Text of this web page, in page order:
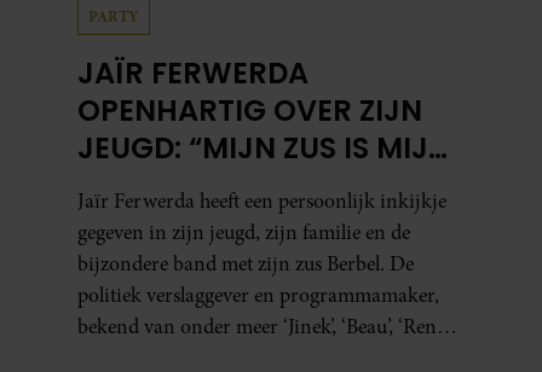
PARTY
JAÏR FERWERDA
OPENHARTIG OVER ZIJN
JEUGD: “MIJN ZUS IS MIJN
MORELE KOMPAS”
Jaïr Ferwerda heeft een persoonlijk inkijkje
gegeven in zijn jeugd, zijn familie en de
bijzondere band met zijn zus Berbel. De
politiek verslaggever en programmamaker,
bekend van onder meer ‘Jinek’, ‘Beau’, ‘Renze’,